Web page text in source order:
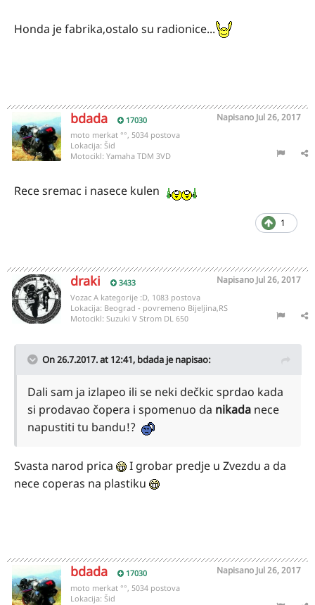
Honda je fabrika,ostalo su radionice...
bdada 17030 Napisano Jul 26, 2017
moto merkat °°, 5034 postova
Lokacija: Šid
Motocikl: Yamaha TDM 3VD
Rece sremac i nasece kulen
1
draki 3433 Napisano Jul 26, 2017
Vozac A kategorije :D, 1083 postova
Lokacija: Beograd - povremeno Bijeljina,RS
Motocikl: Suzuki V Strom DL 650
On 26.7.2017. at 12:41, bdada je napisao:
Dali sam ja izlapeo ili se neki dečkic sprdao kada
si prodavao čopera i spomenuo da nikada nece
napustiti tu bandu!?
Svasta narod prica
I grobar predje u Zvezdu a da
nece coperas na plastiku
bdada 17030 Napisano Jul 26, 2017
moto merkat °°, 5034 postova
Lokacija: Šid